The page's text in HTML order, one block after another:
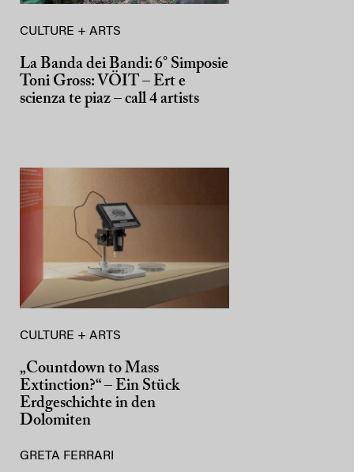
CULTURE + ARTS
La Banda dei Bandi: 6° Simposie
Toni Gross: VÖIT – Ert e
scienza te piaz – call 4 artists
CULTURE + ARTS
„Countdown to Mass
Extinction?“ – Ein Stück
Erdgeschichte in den
Dolomiten
GRETA FERRARI